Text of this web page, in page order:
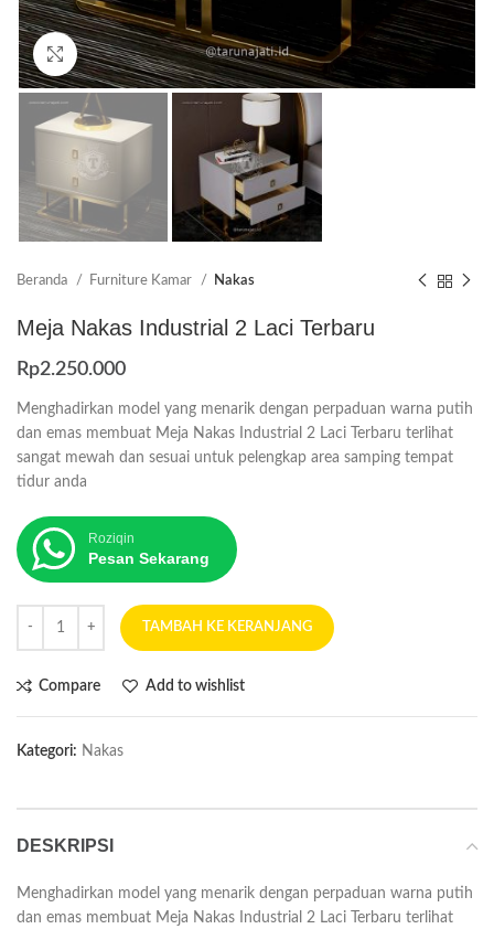
Click to enlarge
Beranda Furniture Kamar Nakas
Meja Nakas Industrial 2 Laci Terbaru
Rp2.250.000
Menghadirkan model yang menarik dengan perpaduan warna putih
dan emas membuat Meja Nakas Industrial 2 Laci Terbaru terlihat
sangat mewah dan sesuai untuk pelengkap area samping tempat
tidur anda
Roziqin
Pesan Sekarang
TAMBAH KE KERANJANG
Compare Add to wishlist
Kategori: Nakas
DESKRIPSI
Menghadirkan model yang menarik dengan perpaduan warna putih
dan emas membuat Meja Nakas Industrial 2 Laci Terbaru terlihat